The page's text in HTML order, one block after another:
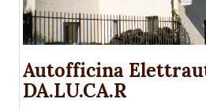
Autofficina
DA.LU.CA.R